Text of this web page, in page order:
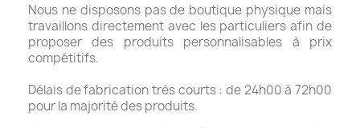
Nous ne disposons pas de boutique physique mais
travaillons directement avec les particuliers afin de
proposer des produits personnalisables à prix
compétitifs.
Délais de fabrication très courts : de 24h00 à 72h00
pour la majorité des produits.